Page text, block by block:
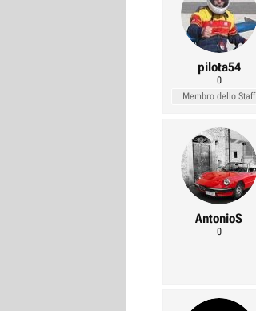
pilota54
0
Membro dello Staff
AntonioS
0